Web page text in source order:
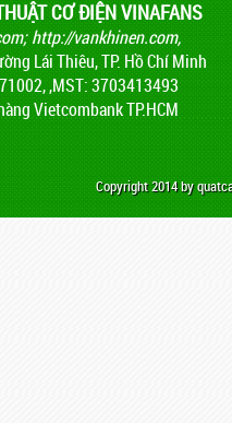
CƠ ĐIỆN VINAFANS
;http://vankhinen.com,
Lái Thiêu, TP. Hồ Chí Minh
,MST: 3703413493
Vietcombank TP.HCM
Copyright 2014 by